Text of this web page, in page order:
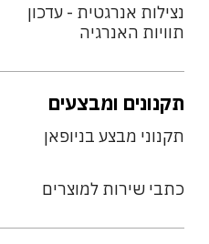
נצילות אנרגטית - עדכון
תוויות האנרגיה
תקנונים ומבצעים
תקנוני מבצע בניופאן
כתבי שירות למוצרים